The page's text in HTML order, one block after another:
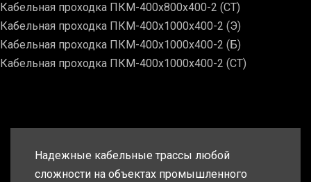
Кабельная проходка ПКМ-400х800х400-2 (СТ)
Кабельная проходка ПКМ-400х1000х400-2 (Э)
Кабельная проходка ПКМ-400х1000х400-2 (Б)
Кабельная проходка ПКМ-400х1000х400-2 (СТ)
Надежные кабельные трассы любой
сложности на объектах промышленного